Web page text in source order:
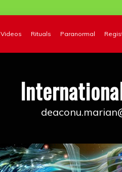
Videos Rituals Paranormal